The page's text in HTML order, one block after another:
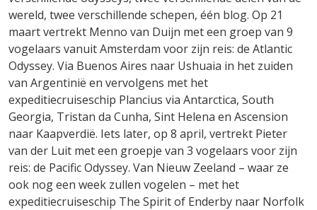
wereld, twee verschillende schepen, één blog. Op 21
maart vertrekt Menno van Duijn met een groep van 9
vogelaars vanuit Amsterdam voor zijn reis: de Atlantic
Odyssey. Via Buenos Aires naar Ushuaia in het zuiden
van Argentinië en vervolgens met het
expeditiecruiseschip Plancius via Antarctica, South
Georgia, Tristan da Cunha, Sint Helena en Ascension
naar Kaapverdië. Iets later, op 8 april, vertrekt Pieter
van der Luit met een groepje van 3 vogelaars voor zijn
reis: de Pacific Odyssey. Van Nieuw Zeeland – waar ze
ook nog een week zullen vogelen – met het
expeditiecruiseschip The Spirit of Enderby naar Norfolk